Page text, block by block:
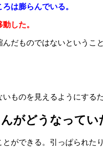
は膨らんでいる。
した。
だものではないというこ
ものを見えるようにする
がどうなってい
ができる。引っぱられた